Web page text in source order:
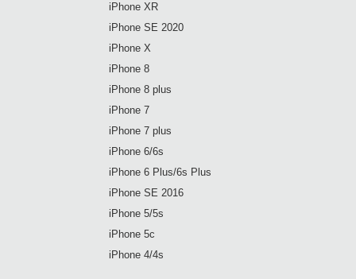
iPhone XR
iPhone SE 2020
iPhone X
iPhone 8
iPhone 8 plus
iPhone 7
iPhone 7 plus
iPhone 6/6s
iPhone 6 Plus/6s Plus
iPhone SE 2016
iPhone 5/5s
iPhone 5c
iPhone 4/4s